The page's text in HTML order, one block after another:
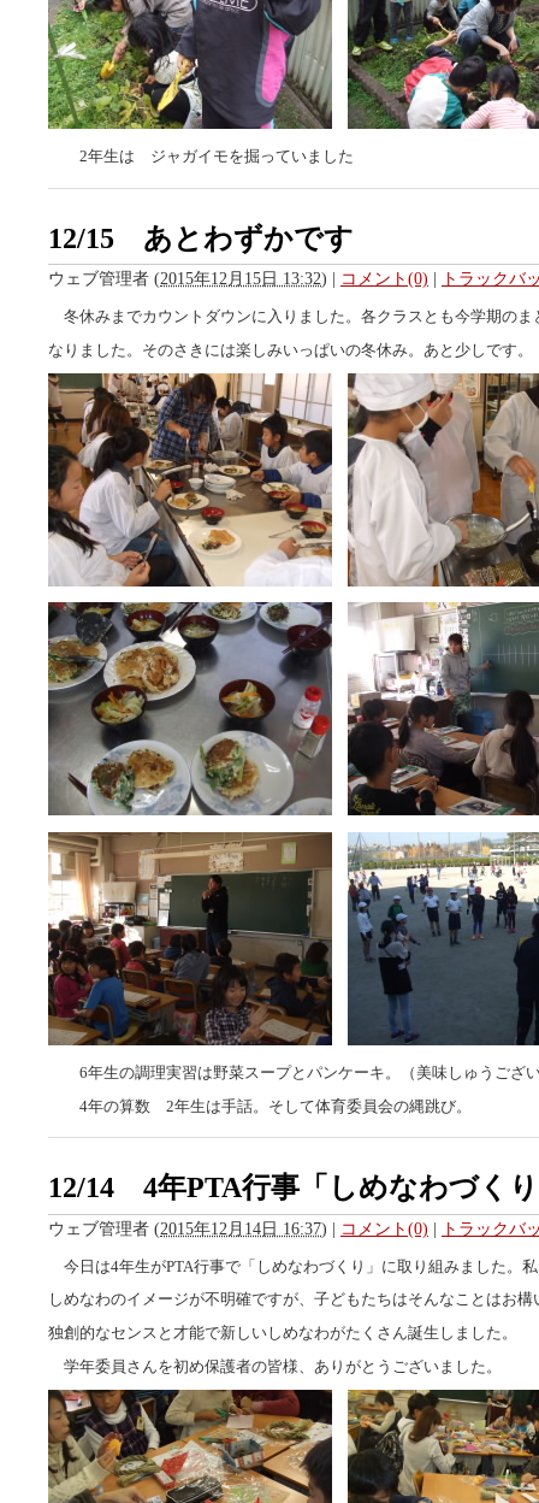
2年生は ジャガイモを掘っていました
12/15 あとわずかです
ウェブ管理者 (2015年12月15日 13:32) | コメント(0) | トラックバ
冬休みまでカウントダウンに入りました。各クラスとも今学期のま
なりました。そのさきには楽しみいっぱいの冬休み。あと少しです。
6年生の調理実習は野菜スープとパンケーキ。（美味しゅうござ
4年の算数 2年生は手話。そして体育委員会の縄跳び。
12/14 4年PTA行事「しめなわづく
ウェブ管理者 (2015年12月14日 16:37) | コメント(0) | トラックバ
今日は4年生がPTA行事で「しめなわづくり」に取り組みました。
しめなわのイメージが不明確ですが、子どもたちはそんなことはお構
独創的なセンスと才能で新しいしめなわがたくさん誕生しました。
学年委員さんを初め保護者の皆様、ありがとうございました。